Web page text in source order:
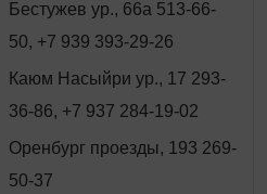
Бестужев ур., 66а 513-66-
50, +7 939 393-29-26
Каюм Насыйри ур., 17 293-
36-86, +7 937 284-19-02
Оренбург проезды, 193 269-
50-37